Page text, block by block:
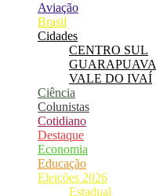
Aviação
Brasil
Cidades
CENTRO SUL
GUARAPUAVA
VALE DO IVAÍ
Ciência
Colunistas
Cotidiano
Destaque
Economia
Educação
Eleições 2026
Estadual